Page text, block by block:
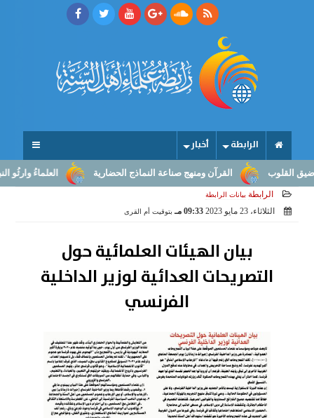
الرابطة أخبار
العلماءُ وارثُو النبوّة: من القرآن ومنهج صناعة النماذج الحضارية
الرابطة بيانات الرابطة
الثلاثاء، 23 مايو 2023 09:33 مـ بتوقيت أم القرى
بيان الهيئات العلمائية حول
التصريحات العدائية لوزير الداخلية
الفرنسي